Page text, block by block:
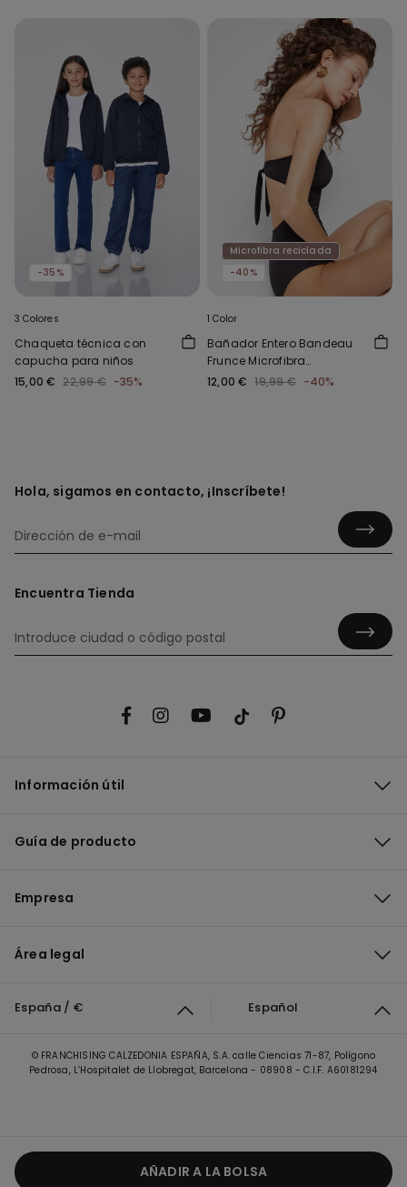
AÑADIR A LA BOLSA
-35%
3 Colores
Chaqueta técnica con
capucha para niños
15,00 € 22,99 € -35%
Microfibra reciclada
-40%
1 Color
Bañador Entero Bandeau
Frunce Microfibra
Reciclada
12,00 € 19,99 € -40%
Hola, sigamos en contacto, ¡Inscríbete!
Encuentra Tienda
Información útil
Guía de producto
Empresa
Área legal
España / € Español
© FRANCHISING CALZEDONIA ESPAÑA, S.A. calle Ciencias 71-87, Polígono
Pedrosa, L’Hospitalet de Llobregat, Barcelona - 08908 - C.I.F. A60181294